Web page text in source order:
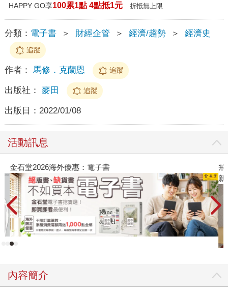
HAPPY GO享100累1點 4點抵1元 折抵無上限
分類： 電子書 ＞ 財經企管 ＞ 經濟/趨勢 ＞ 經濟史
追蹤
作者： 馬修．克蘭恩 追蹤
出版社： 麥田 追蹤
出版日： 2022/01/08
活動訊息
金石堂2026海外優惠：電子書
飛
新
內容簡介